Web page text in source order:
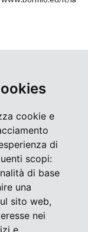
cookie e
di
scopi:
di base
una
sito web,
nei
e